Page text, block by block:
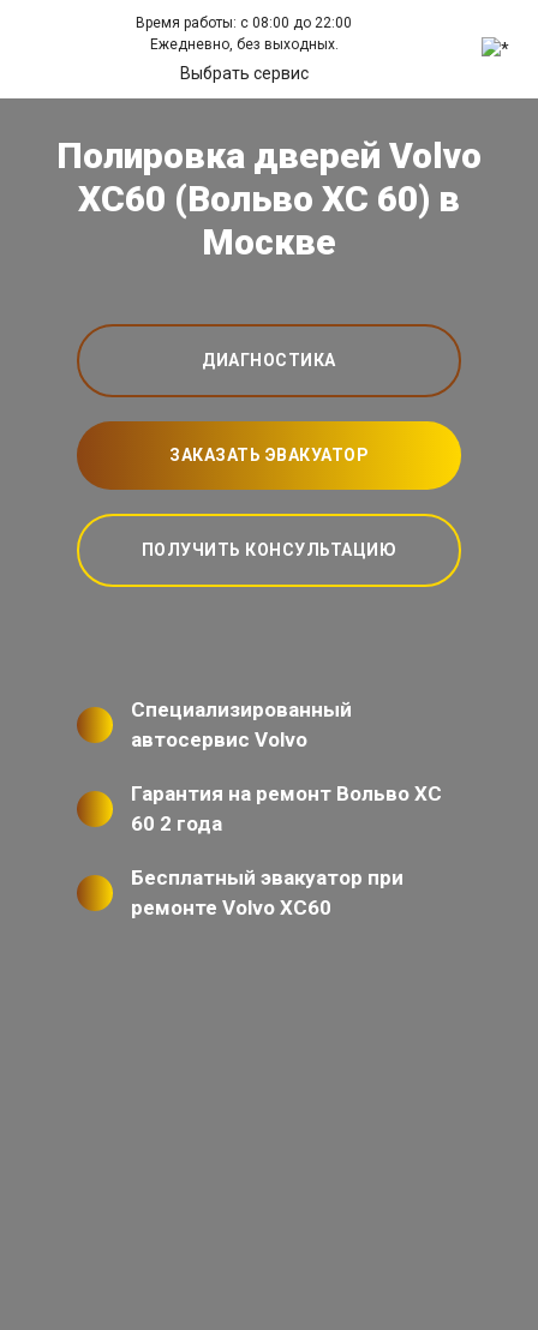
Время работы: с 08:00 до 22:00
Ежедневно, без выходных.
Выбрать сервис
Полировка дверей Volvo
XC60 (Вольво ХС 60) в
Москве
ДИАГНОСТИКА
ЗАКАЗАТЬ ЭВАКУАТОР
ПОЛУЧИТЬ КОНСУЛЬТАЦИЮ
Специализированный
автосервис Volvo
Гарантия на ремонт Вольво ХС
60 2 года
Бесплатный эвакуатор при
ремонте Volvo XC60